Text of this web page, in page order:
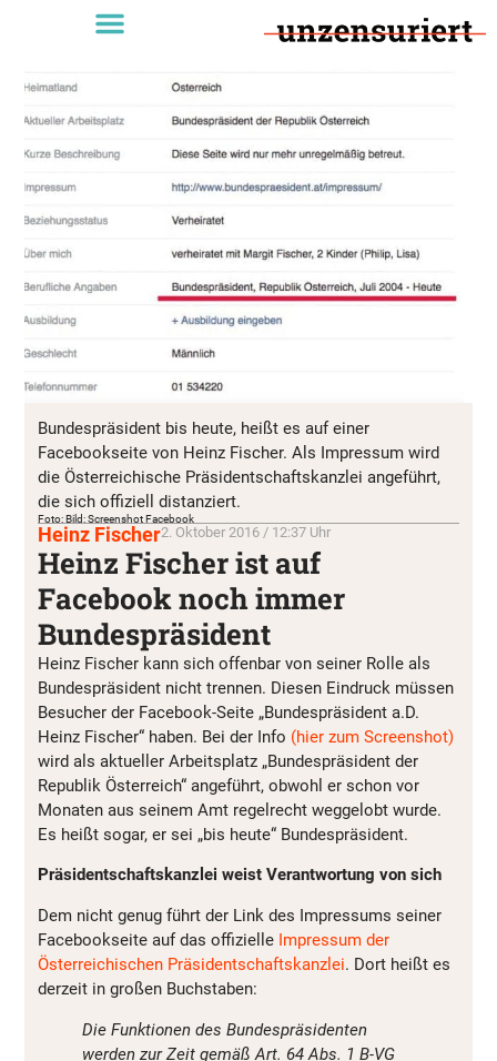
Bundespräsident bis heute, heißt es auf einer
Facebookseite von Heinz Fischer. Als Impressum wird
die Österreichische Präsidentschaftskanzlei angeführt,
die sich offiziell distanziert.
Foto: Bild: Screenshot Facebook
Heinz Fischer2. Oktober 2016 / 12:37 Uhr
Heinz Fischer ist auf
Facebook noch immer
Bundespräsident
Heinz Fischer kann sich offenbar von seiner Rolle als
Bundespräsident nicht trennen. Diesen Eindruck müssen
Besucher der Facebook-Seite „Bundespräsident a.D.
Heinz Fischer“ haben. Bei der Info (hier zum Screenshot)
wird als aktueller Arbeitsplatz „Bundespräsident der
Republik Österreich“ angeführt, obwohl er schon vor
Monaten aus seinem Amt regelrecht weggelobt wurde.
Es heißt sogar, er sei „bis heute“ Bundespräsident.
Präsidentschaftskanzlei weist Verantwortung von sich
Dem nicht genug führt der Link des Impressums seiner
Facebookseite auf das offizielle Impressum der
Österreichischen Präsidentschaftskanzlei. Dort heißt es
derzeit in großen Buchstaben:
Die Funktionen des Bundespräsidenten
werden zur Zeit gemäß Art. 64 Abs. 1 B-VG